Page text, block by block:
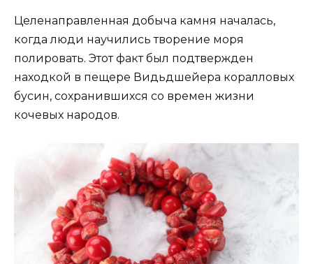
Целенаправленная добыча камня началась,
когда люди научились творение моря
полировать. Этот факт был подтвержден
находкой в пещере Видьдшейера коралловых
бусин, сохранившихся со времен жизни
кочевых народов.